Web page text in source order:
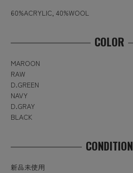
60%ACRYLIC, 40%WOOL
COLOR
MAROON
RAW
D.GREEN
NAVY
D.GRAY
BLACK
CONDITION
新品未使用